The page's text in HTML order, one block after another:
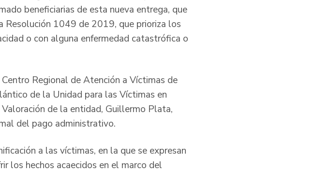
beneficiarias de esta nueva entrega, que
Resolución 1049 de 2019, que prioriza los
o con alguna enfermedad catastrófica o
Regional de Atención a Víctimas de
de la Unidad para las Víctimas en
de la entidad, Guillermo Plata,
del pago administrativo.
a las víctimas, en la que se expresan
los hechos acaecidos en el marco del